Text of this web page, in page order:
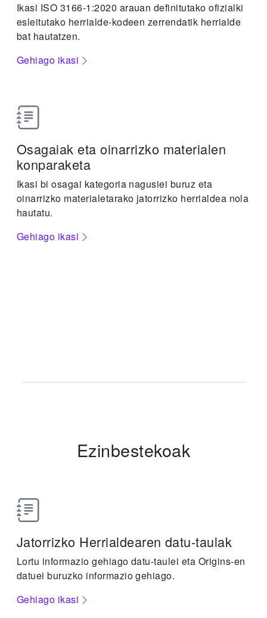
Ikasi ISO 3166-1:2020 arauan definitutako ofizialki
esleitutako herrialde-kodeen zerrendatik herrialde
bat hautatzen.
Gehiago ikasi
Osagaiak eta oinarrizko materialen
konparaketa
Ikasi bi osagai kategoria nagusiei buruz eta
oinarrizko materialetarako jatorrizko herrialdea nola
hautatu.
Gehiago ikasi
Ezinbestekoak
Jatorrizko Herrialdearen datu-taulak
Lortu informazio gehiago datu-taulei eta Origins-en
datuei buruzko informazio gehiago.
Gehiago ikasi